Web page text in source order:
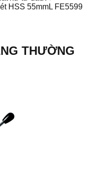
HSS 55mmL FE5599
THƯỜNG